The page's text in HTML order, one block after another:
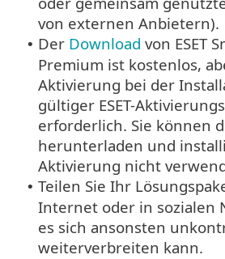
von externen Anbietern).
• Der Download von ESET
Premium ist kostenlos,
Aktivierung bei der
gültiger ESET-
erforderlich. Sie können
herunterladen und
Aktivierung nicht
• Teilen Sie Ihr
Internet oder in sozialen
es sich ansonsten
weiterverbreiten kann.